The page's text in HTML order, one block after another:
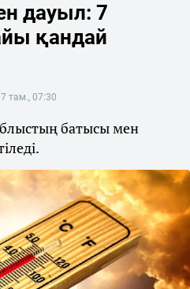
дауыл: 7
қандай
там., 07:30
батысы мен